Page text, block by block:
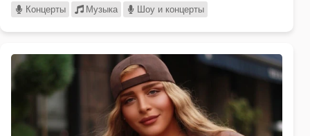
Концерты Музыка Шоу и концерты